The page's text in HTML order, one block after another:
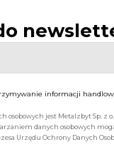
informacji
jest Metalzbyt Sp. z
danych osobowych
Urzędu Ochrony Danych